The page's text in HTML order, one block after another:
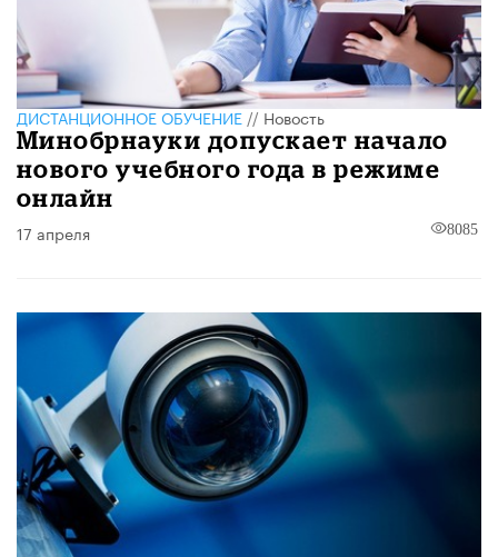
ДИСТАНЦИОННОЕ ОБУЧЕНИЕ// Новость
Минобрнауки допускает начало
нового учебного года в режиме
онлайн
17 апреля 8085